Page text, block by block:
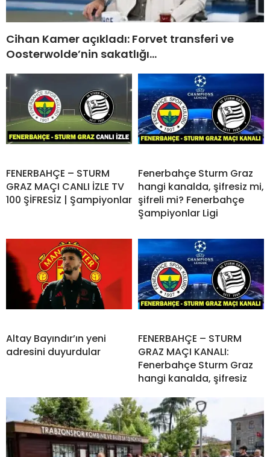
Cihan Kamer açıkladı: Forvet transferi ve
Oosterwolde’nin sakatlığı…
FENERBAHÇE – STURM
GRAZ MAÇI CANLI İZLE TV
100 ŞİFRESİZ | Şampiyonlar
Fenerbahçe Sturm Graz
hangi kanalda, şifresiz mi,
şifreli mi? Fenerbahçe
Şampiyonlar Ligi
Altay Bayındır’ın yeni
adresini duyurdular
FENERBAHÇE – STURM
GRAZ MAÇI KANALI:
Fenerbahçe Sturm Graz
hangi kanalda, şifresiz